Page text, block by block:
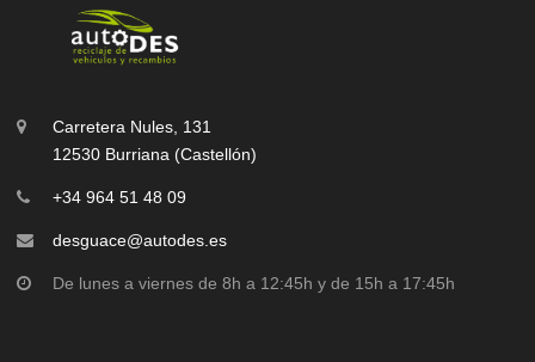
Carretera Nules, 131
12530 Burriana (Castellón)
+34 964 51 48 09
desguace@autodes.es
De lunes a viernes de 8h a 12:45h y de 15h a 17:45h